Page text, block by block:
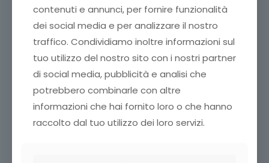
I numeri contano, ma non solo loro
Oltre all'aspetto dei risultati numerici, importanti perché
strettamente legati alla possibilità concreta di aiutare gli
enti beneficiari, è importante sottolineare come il
gruppo dei volontari che si è occupato
post: come tutti gli anni contattiamo le farmacie per
contenuti e annunci, per fornire funzionalità
dei social media e per analizzare il nostro
traffico. Condividiamo inoltre informazioni sul
tuo utilizzo del nostro sito con i nostri partner
di social media, pubblicità e analisi che
potrebbero combinarle con altre
informazioni che hai fornito loro o che hanno
raccolto dal tuo utilizzo dei loro servizi.